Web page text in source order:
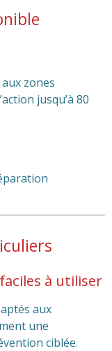
zones
jusqu’à 80
à utiliser
aux
une
ciblée.